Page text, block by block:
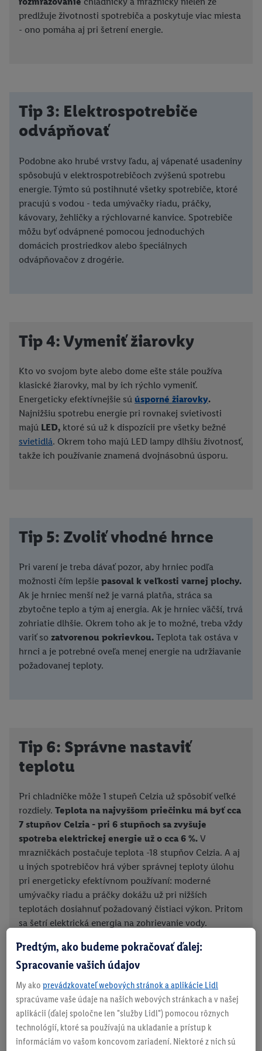
predlžuje životnosti spotrebiča a poskytuje viac miesta
- ono pomáha aj pri šetrení energie.
Tip 3: Elektrospotrebiče
odvápňovať
Podobne ako hrubé vrstvy ľadu, aj vápenaté usadeniny
spôsobujú v elektrospotrebičoch zvýšenú spotrebu
energie. Týmto sú postihnuté všetky spotrebiče, ktoré
pracujú s vodou - teda umývačky riadu, práčky,
kávovary, žehličky a rýchlovarné kanvice. Spotrebiče
môžu byť odvápnené pomocou jednoduchých
domácich prostriedkov alebo špeciálnych
odvápňovačov z drogérie.
Tip 4: Vymeniť žiarovky
Kto vo svojom byte alebo dome ešte stále používa
klasické žiarovky, mal by ich rýchlo vymeniť.
Energeticky efektívnejšie sú úsporné žiarovky.
Najnižšiu spotrebu energie pri rovnakej svietivosti
majú LED, ktoré sú už k dispozícii pre všetky bežné
svietidlá. Okrem toho majú LED lampy dlhšiu životnosť,
takže ich používanie znamená dvojnásobnú úsporu.
Tip 5: Zvoliť vhodné hrnce
Pri varení je treba dávať pozor, aby hrniec podľa
možnosti čím lepšie pasoval k veľkosti varnej plochy.
Ak je hrniec menší než je varná platňa, stráca sa
zbytočne teplo a tým aj energia. Ak je hrniec väčší, trvá
zohriatie dlhšie. Okrem toho ak je to možné, treba vždy
variť so zatvorenou pokrievkou. Teplota tak ostáva v
hrnci a je potrebné oveľa menej energie na udržiavanie
požadovanej teploty.
Tip 6: Správne nastaviť
teplotu
Pri chladničke môže 1 stupeň Celzia už spôsobiť veľké
rozdiely. Teplota na najvyššom priečinku má byť cca
7 stupňov Celzia - pri 6 stupňoch sa zvyšuje
spotreba elektrickej energie už o cca 6 %. V
mrazničkách postačuje teplota -18 stupňov Celzia. A aj
u iných spotrebičov hrá výber správnej teploty úlohu
pri energeticky efektívnom používaní: moderné
umývačky riadu a práčky dokážu už pri nižších
teplotách dosiahnuť požadovaný čistiaci výkon. Pritom
sa šetrí elektrická energia na zohrievanie vody.
Tip 7: Prístroje správne plniť
Umývačky riadu, práčky a sušičky zapínajte podľa
Predtým, ako budeme pokračovať ďalej:
Spracovanie vašich údajov
My ako prevádzkovateľ webových stránok a aplikácie Lidl
spracúvame vaše údaje na našich webových stránkach a v našej
aplikácii (ďalej spoločne len "služby Lidl") pomocou rôznych
technológií, ktoré sa používajú na ukladanie a prístup k
informáciám vo vašom koncovom zariadení. Niektoré z nich sú